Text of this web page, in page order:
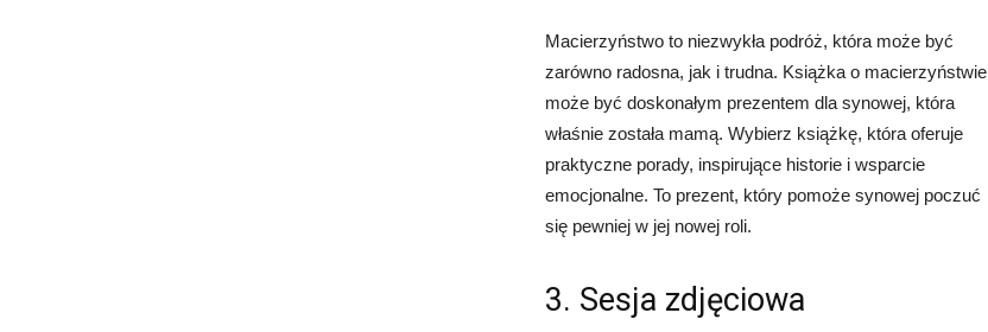
Macierzyństwo to niezwykła podróż, która może być
zarówno radosna, jak i trudna. Książka o macierzyństwie
może być doskonałym prezentem dla synowej, która
właśnie została mamą. Wybierz książkę, która oferuje
praktyczne porady, inspirujące historie i wsparcie
emocjonalne. To prezent, który pomoże synowej poczuć
się pewniej w jej nowej roli.
3. Sesja zdjęciowa